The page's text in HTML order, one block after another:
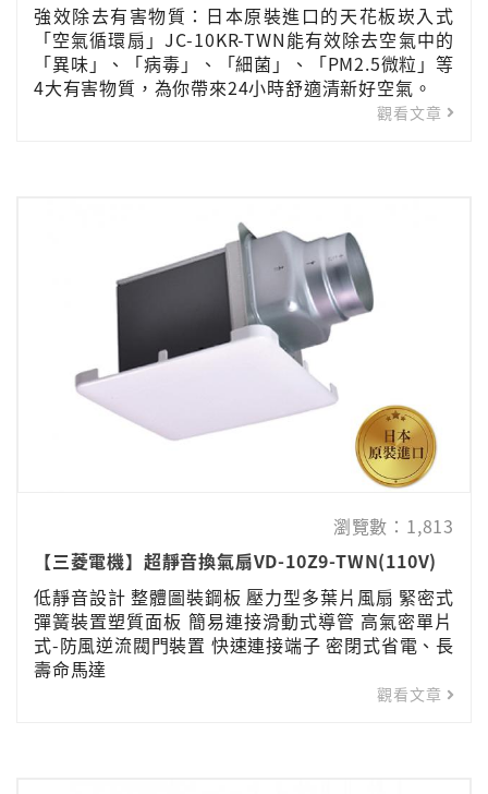
強效除去有害物質：日本原裝進口的天花板崁入式
「空氣循環扇」JC-10KR-TWN能有效除去空氣中的
「異味」、「病毒」、「細菌」、「PM2.5微粒」等
4大有害物質，為你帶來24小時舒適清新好空氣。
觀看文章
瀏覽數：1,813
【三菱電機】超靜音換氣扇VD-10Z9-TWN(110V)
低靜音設計 整體圖裝鋼板 壓力型多葉片風扇 緊密式
彈簧裝置塑質面板 簡易連接滑動式導管 高氣密單片
式-防風逆流閥門裝置 快速連接端子 密閉式省電、長
壽命馬達
觀看文章